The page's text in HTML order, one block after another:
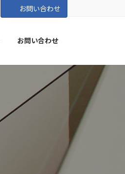
お問い合わせ
お問い合わせ